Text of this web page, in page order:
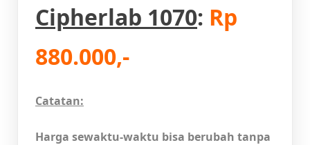
Cipherlab 1070: Rp
880.000,-
Catatan:
Harga sewaktu-waktu bisa berubah tanpa